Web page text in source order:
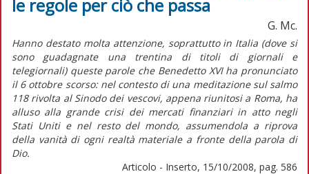
le regole per ciò che passa
G. Mc.
Hanno destato molta attenzione, soprattutto in Italia (dove si
sono guadagnate una trentina di titoli di giornali e
telegiornali) queste parole che Benedetto XVI ha pronunciato
il 6 ottobre scorso: nel contesto di una meditazione sul salmo
118 rivolta al Sinodo dei vescovi, appena riunitosi a Roma, ha
alluso alla grande crisi dei mercati finanziari in atto negli
Stati Uniti e nel resto del mondo, assumendola a riprova
della vanità di ogni realtà materiale a fronte della parola di
Dio.
Articolo - Inserto, 15/10/2008, pag. 586